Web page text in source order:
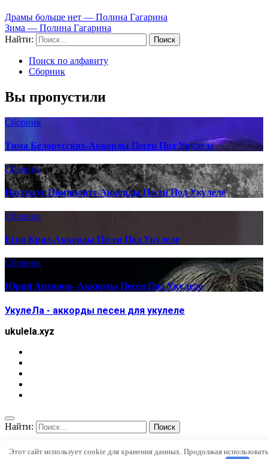
Драмы больше нет — Полина Гагарина
Зима — Полина Гагарина
Найти:
Поиск по алфавиту
Сборник
Вы пропустили
Сборник
Тима Белорусских-Аккорды Песен Под Укулеле
Сборник
Наутилус Помпилиус-Аккорды Песен Под Укулеле
Сборник
Егор Крид-Аккорды Песен Под Укулеле
Сборник
Юрий Антонов- Аккорды Песен Под Укулеле
УкулеЛа - аккорды песен для укулеле
ukulela.xyz
Найти:
Этот сайт использует cookie для хранения данных. Продолжая использовать